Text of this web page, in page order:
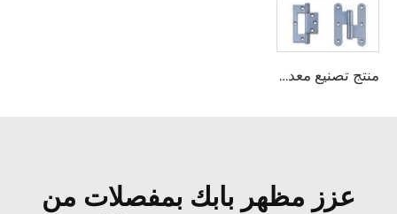
منتج تصنيع معدني مخصص لباب حديدي خشبي بتصميم عصري مفصل
عزز مظهر بابك بمفصلات من